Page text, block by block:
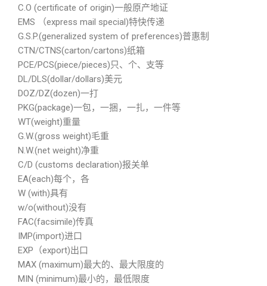
C.O (certificate of origin)一般原产地证
EMS （express mail special)特快传递
G.S.P.(generalized system of preferences)普惠制
CTN/CTNS(carton/cartons)纸箱
PCE/PCS(piece/pieces)只、个、支等
DL/DLS(dollar/dollars)美元
DOZ/DZ(dozen)一打
PKG(package)一包，一捆，一扎，一件等
WT(weight)重量
G.W.(gross weight)毛重
N.W.(net weight)净重
C/D (customs declaration)报关单
EA(each)每个，各
W (with)具有
w/o(without)没有
FAC(facsimile)传真
IMP(import)进口
EXP（export)出口
MAX (maximum)最大的、最大限度的
MIN (minimum)最小的，最低限度